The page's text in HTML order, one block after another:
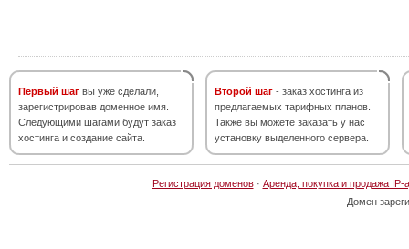
Первый шаг вы уже сделали,
зарегистрировав доменное имя.
Следующими шагами будут заказ
хостинга и создание сайта.
Второй шаг - заказ хостинга из
предлагаемых тарифных планов.
Также вы можете заказать у нас
установку выделенного сервера.
Регистрация доменов· Аренда, покупка и продажа IP-
Домен